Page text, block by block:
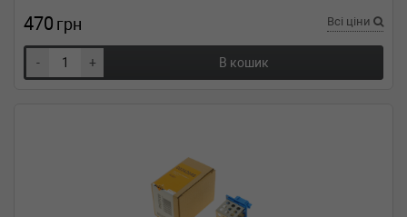
470 грн Всі ціни
- + В кошик